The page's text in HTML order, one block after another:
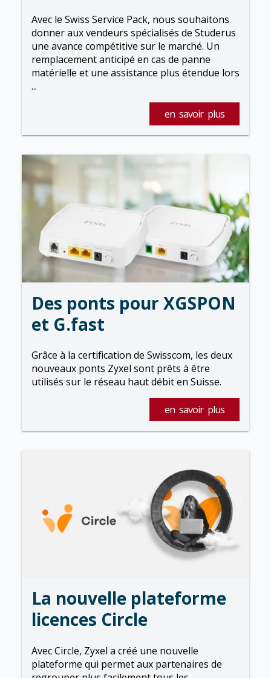
Avec le Swiss Service Pack, nous souhaitons
donner aux vendeurs spécialisés de Studerus
une avance compétitive sur le marché. Un
remplacement anticipé en cas de panne
matérielle et une assistance plus étendue lors
...
en savoir plus
Des ponts pour XGSPON
et G.fast
Grâce à la certification de Swisscom, les deux
nouveaux ponts Zyxel sont prêts à être
utilisés sur le réseau haut débit en Suisse.
en savoir plus
La nouvelle plateforme
licences Circle
Avec Circle, Zyxel a créé une nouvelle
plateforme qui permet aux partenaires de